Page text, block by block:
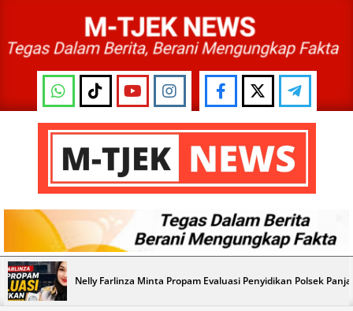
content
M-
TJEK
NEWS
Primary
Navigation
Menu
Nelly Farlinza Minta Propam Evaluasi Penyidikan Polsek